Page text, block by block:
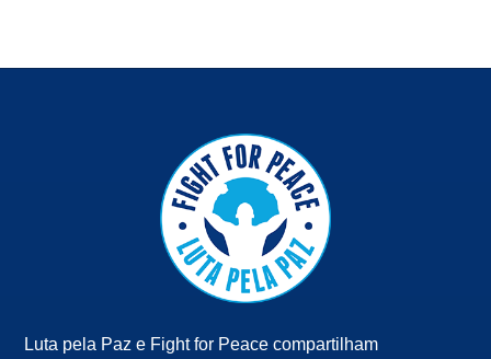
Luta pela Paz e Fight for Peace compartilham